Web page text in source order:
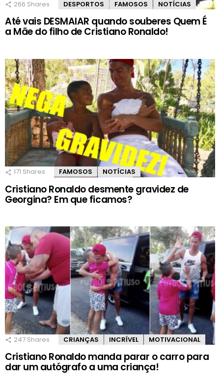
266 Shares DESPORTOS FAMOSOS NOTÍCIAS
Até vais DESMAIAR quando souberes Quem É
a Mãe do filho de Cristiano Ronaldo!
171 Shares FAMOSOS NOTÍCIAS
Cristiano Ronaldo desmente gravidez de
Georgina? Em que ficamos?
247 Shares CRIANÇAS INCRÍVEL MOTIVACIONAL
Cristiano Ronaldo manda parar o carro para
dar um autógrafo a uma criança!